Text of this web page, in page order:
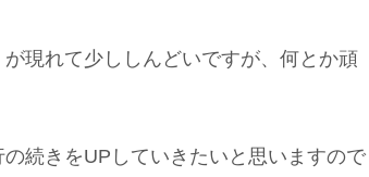
現れて少ししんどいですが、何とか頑
続きをUPしていきたいと思いますので